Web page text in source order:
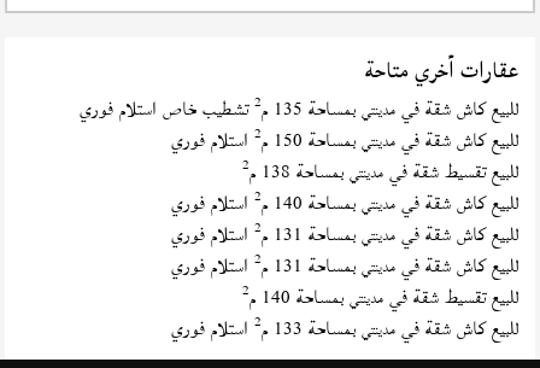
عقارات أخري متاحة
للبيع كاش شقة فيمدينتي بمساحة 135 م 2تشطيب خاص استلام فوري
للبيع كاش شقة فيمدينتي بمساحة 150 م 2 استلام فوري
للبيع تقسيط شقة فيمدينتي بمساحة 138 م 2
للبيع كاش شقة فيمدينتي بمساحة 140 م 2 استلام فوري
للبيع كاش شقة فيمدينتي بمساحة 131 م 2 استلام فوري
للبيع كاش شقة فيمدينتي بمساحة 131 م 2 استلام فوري
للبيع تقسيط شقة فيمدينتي بمساحة 140 م 2
للبيع كاش شقة فيمدينتي بمساحة 133 م 2 استلام فوري